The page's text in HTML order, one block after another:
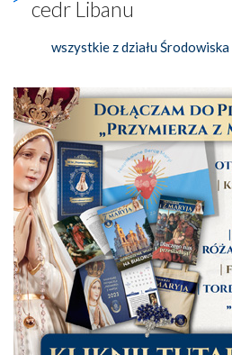
cedr Libanu
wszystkie z działu